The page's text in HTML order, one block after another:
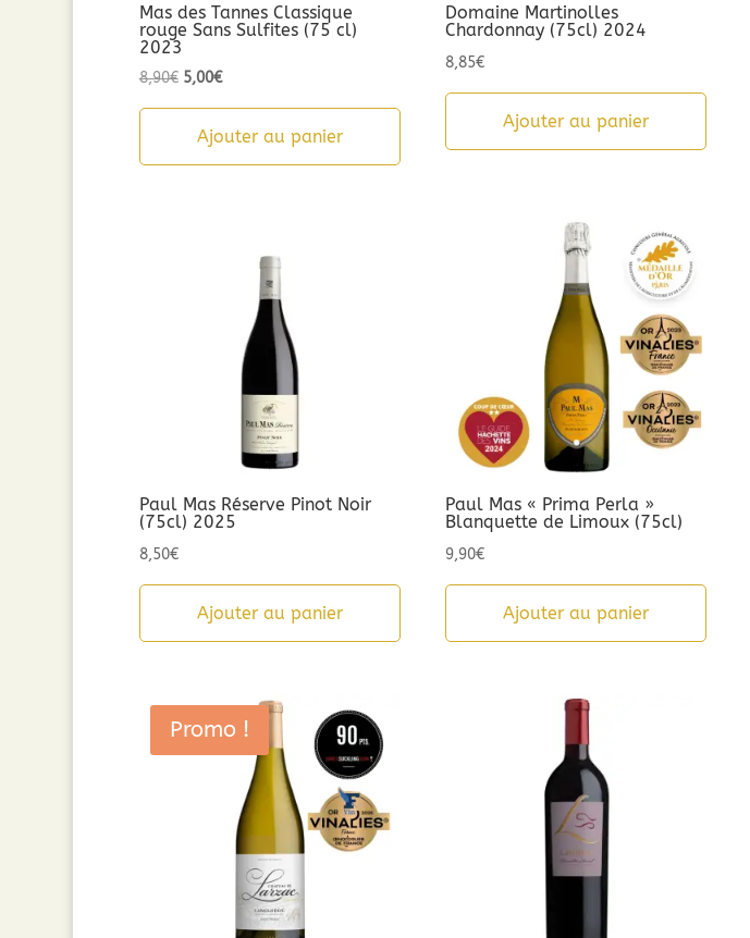
Mas des Tannes Classique
rouge Sans Sulfites (75 cl)
2023
8,90€ Le
initial
était :
5,00€Le
actuel
Ajouter au panier
Domaine Martinolles
Chardonnay (75cl) 2024
8,85€
Ajouter au panier
Paul Mas Réserve Pinot Noir
(75cl) 2025
8,50€
Ajouter au panier
Paul Mas « Prima Perla »
Blanquette de Limoux (75cl)
9,90€
Ajouter au panier
Promo !